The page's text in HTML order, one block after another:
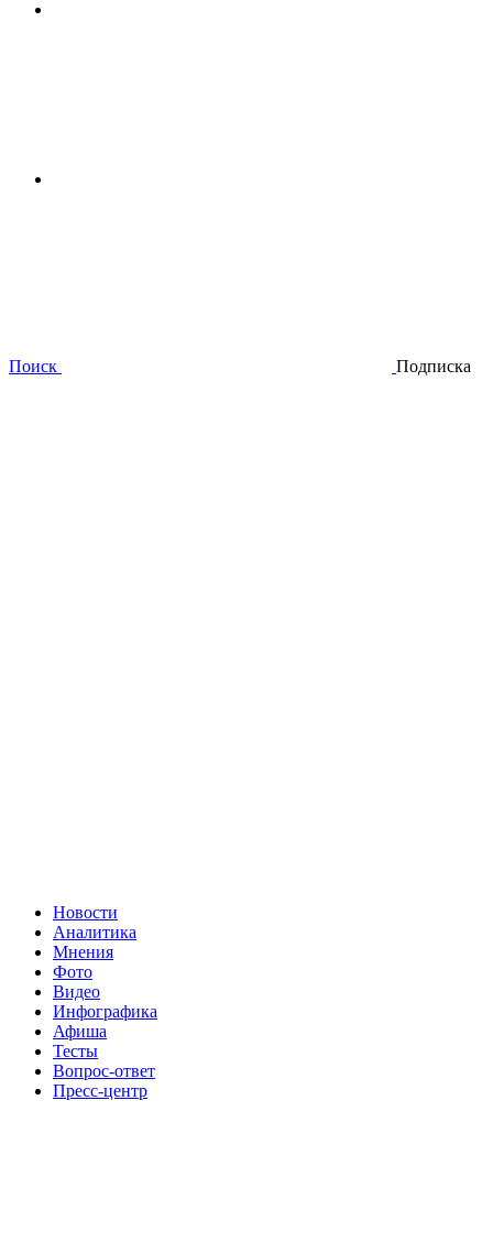
Поиск Подписка
Новости
Аналитика
Мнения
Фото
Видео
Инфографика
Афиша
Тесты
Вопрос-ответ
Пресс-центр